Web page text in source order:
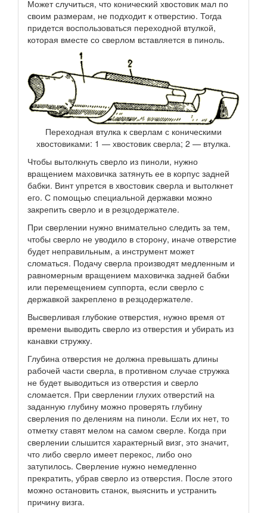
Может случиться, что конический хвостовик мал по
своим размерам, не подходит к отверстию. Тогда
придется воспользоваться переходной втулкой,
которая вместе со сверлом вставляется в пиноль.
Переходная втулка к сверлам с коническими
хвостовиками: 1 — хвостовик сверла; 2 — втулка.
Чтобы вытолкнуть сверло из пиноли, нужно
вращением маховичка затянуть ее в корпус задней
бабки. Винт упрется в хвостовик сверла и вытолкнет
его. С помощью специальной державки можно
закрепить сверло и в резцодержателе.
При сверлении нужно внимательно следить за тем,
чтобы сверло не уводило в сторону, иначе отверстие
будет неправильным, а инструмент может
сломаться. Подачу сверла производят медленным и
равномерным вращением маховичка задней бабки
или перемещением суппорта, если сверло с
державкой закреплено в резцодержателе.
Высверливая глубокие отверстия, нужно время от
времени выводить сверло из отверстия и убирать из
канавки стружку.
Глубина отверстия не должна превышать длины
рабочей части сверла, в противном случае стружка
не будет выводиться из отверстия и сверло
сломается. При сверлении глухих отверстий на
заданную глубину можно проверять глубину
сверления по делениям на пиноли. Если их нет, то
отметку ставят мелом на самом сверле. Когда при
сверлении слышится характерный визг, это значит,
что либо сверло имеет перекос, либо оно
затупилось. Сверление нужно немедленно
прекратить, убрав сверло из отверстия. После этого
можно остановить станок, выяснить и устранить
причину визга.